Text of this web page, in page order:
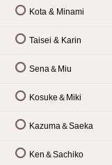
Kota & Minami
Taisei & Karin
Sena＆Miu
Kosuke＆Miki
Kazuma＆Saeka
Ken＆Sachiko